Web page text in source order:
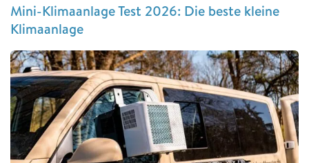
Mini-Klimaanlage Test 2026: Die beste kleine
Klimaanlage